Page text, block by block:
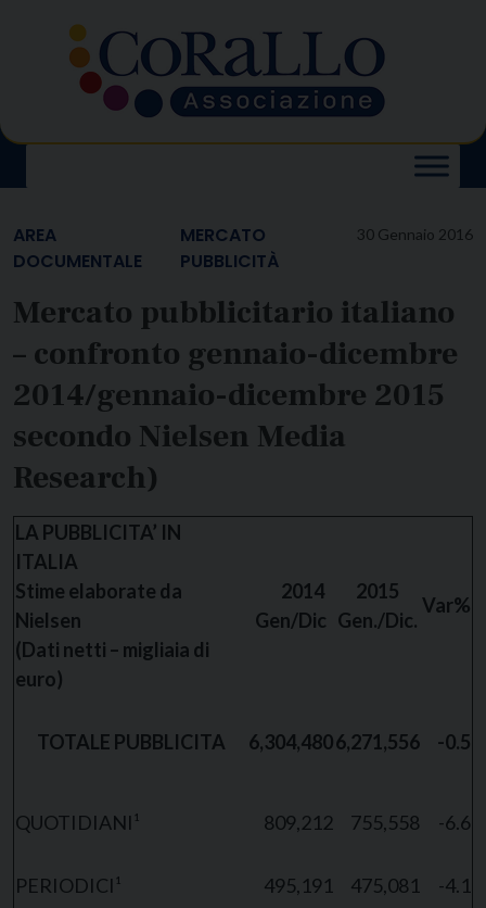
content
30 Gennaio 2016
AREA
DOCUMENTALE
MERCATO
PUBBLICITÀ
Mercato pubblicitario italiano
– confronto gennaio-dicembre
2014/gennaio-dicembre 2015
secondo Nielsen Media
Research)
LA PUBBLICITA’ IN
ITALIA
Stime elaborate da
Nielsen
(Dati netti – migliaia di
euro)
2014
Gen/Dic
2015
Gen./Dic.
Var%
TOTALE PUBBLICITA 6,304,4806,271,556 -0.5
QUOTIDIANI¹ 809,212 755,558 -6.6
PERIODICI¹ 495,191 475,081 -4.1